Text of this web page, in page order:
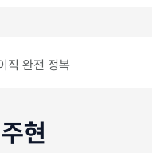
직 완전 정복
현